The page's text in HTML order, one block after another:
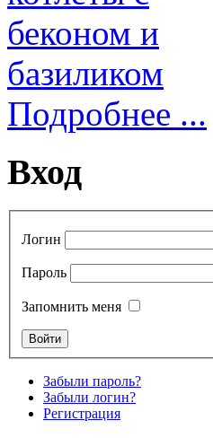
Подробнее ...
Вход
Логин
Пароль
Запомнить меня
Забыли пароль?
Забыли логин?
Регистрация